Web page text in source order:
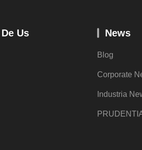
De Us News
Blog
Corporate
Industria